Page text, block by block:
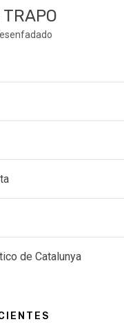
de Catalunya